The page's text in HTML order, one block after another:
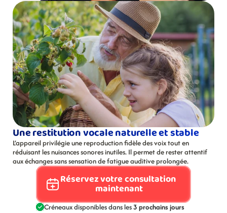
Une restitution vocale naturelle et stable
L’appareil privilégie une reproduction fidèle des voix tout en
réduisant les nuisances sonores inutiles. Il permet de rester attentif
aux échanges sans sensation de fatigue auditive prolongée.
Réservez votre consultation
maintenant
Créneaux disponibles dans les 3 prochains jours